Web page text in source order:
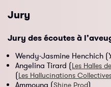
Jury
Jury des écoutes à
Wendy-Jasmine Henchich
Angelina Tirard (Les Halles
(Les Hallucinations
Ammouna (Shine Prod)